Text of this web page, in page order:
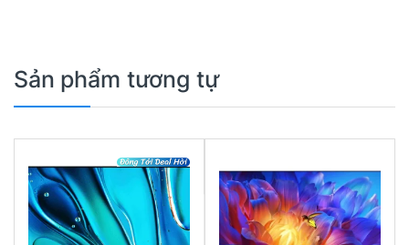
Sản phẩm tương tự